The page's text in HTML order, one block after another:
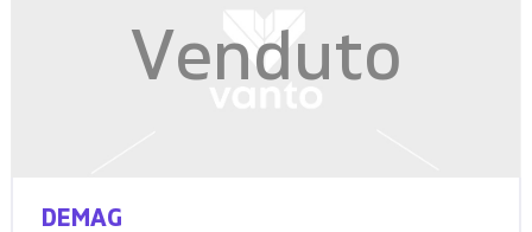
Venduto
DEMAG